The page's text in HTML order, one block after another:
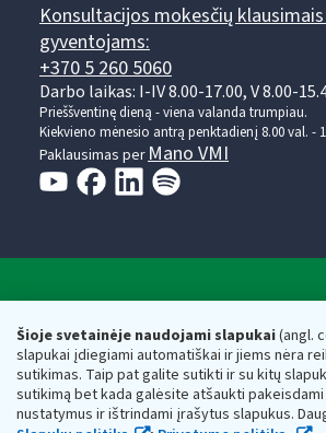
Šioje svetainėje naudojami slapukai(angl.
slapukai įdiegiami automatiškai ir jiems nėra
sutikimas. Taip pat galite sutikti ir su kitų
sutikimą bet kada galėsite atšaukti
nustatymus ir ištrindami įrašytus slapukus.
Konsultacijos mokesčių
gyventojams:
+370 5 260 5060
Darbo laikas: I-IV 8.00-17.00, V 8.00-
Prieššventinę dieną - viena valanda trumpiau.
Kiekvieno mėnesio antrą penktadienį 8.00 val. -
Paklausimas per Mano VMI
Respublikos finansų ministerijos
Biudžetinė įstaiga. Juridinio asmens kodas —
adresas: Vasario 16-osios g. 14, 01107 Vilnius,
vmi@vmi.lt, E. pristatymo dėžutės adresas
Duomenys apie Valstybinę mokesčių inspekciją